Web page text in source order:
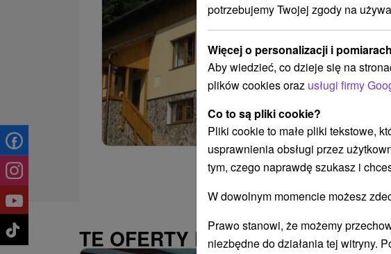
Chata
TE OFERTY MOGĄ PAŃSTWO
potrzebujemy Twojej zgody na
Więcej o personalizacji i pomiarach
Aby wiedzieć, co dzieje się na
plików cookies oraz usługi firmy
Co to są pliki cookie?
Pliki cookie to małe pliki tekstowe,
usprawnienia obsługi przez
tym, czego naprawdę szukasz i
W dowolnym momencie możesz
Prawo stanowi, że możemy
niezbędne do działania tej witryny.